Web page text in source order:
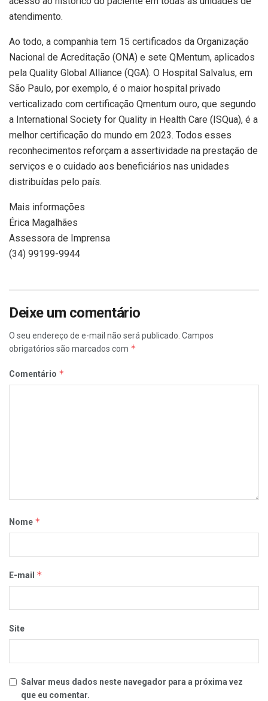
atendimento.
Ao todo, a companhia tem 15 certificados da Organização
Nacional de Acreditação (ONA) e sete QMentum, aplicados
pela Quality Global Alliance (QGA). O Hospital Salvalus, em
São Paulo, por exemplo, é o maior hospital privado
verticalizado com certificação Qmentum ouro, que segundo
a International Society for Quality in Health Care (ISQua), é a
melhor certificação do mundo em 2023. Todos esses
reconhecimentos reforçam a assertividade na prestação de
serviços e o cuidado aos beneficiários nas unidades
distribuídas pelo país.
Mais informações
Érica Magalhães
Assessora de Imprensa
(34) 99199-9944
Deixe um comentário
O seu endereço de e-mail não será publicado. Campos
obrigatórios são marcados com *
Comentário *
Nome *
E-mail *
Site
Salvar meus dados neste navegador para a próxima vez
que eu comentar.